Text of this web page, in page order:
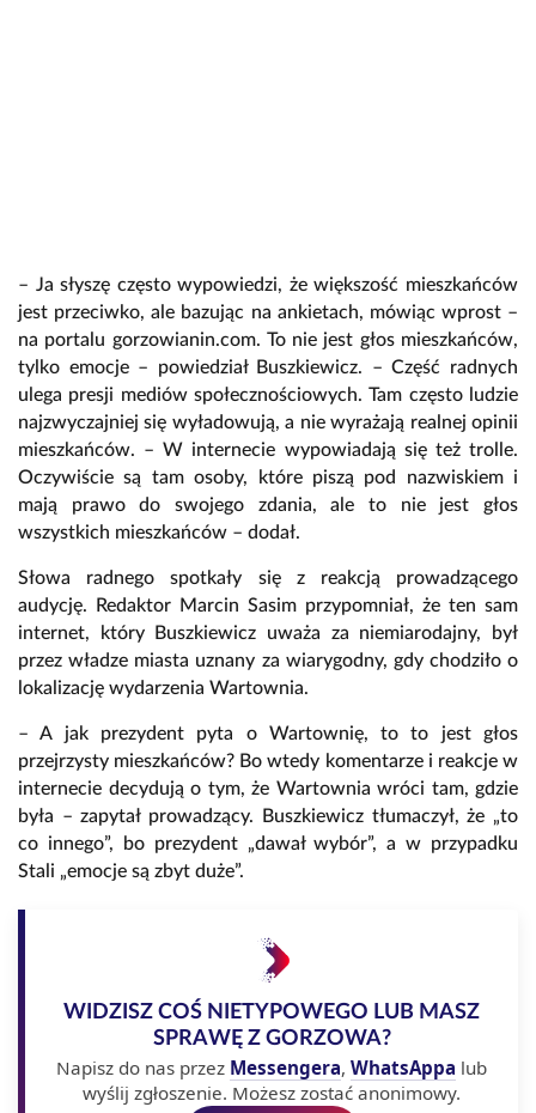
– Ja słyszę często wypowiedzi, że większość mieszkańców
jest przeciwko, ale bazując na ankietach, mówiąc wprost –
na portalu gorzowianin.com. To nie jest głos mieszkańców,
tylko emocje – powiedział Buszkiewicz. – Część radnych
ulega presji mediów społecznościowych. Tam często ludzie
najzwyczajniej się wyładowują, a nie wyrażają realnej opinii
mieszkańców. – W internecie wypowiadają się też trolle.
Oczywiście są tam osoby, które piszą pod nazwiskiem i
mają prawo do swojego zdania, ale to nie jest głos
wszystkich mieszkańców – dodał.
Słowa radnego spotkały się z reakcją prowadzącego
audycję. Redaktor Marcin Sasim przypomniał, że ten sam
internet, który Buszkiewicz uważa za niemiarodajny, był
przez władze miasta uznany za wiarygodny, gdy chodziło o
lokalizację wydarzenia Wartownia.
– A jak prezydent pyta o Wartownię, to to jest głos
przejrzysty mieszkańców? Bo wtedy komentarze i reakcje w
internecie decydują o tym, że Wartownia wróci tam, gdzie
była – zapytał prowadzący. Buszkiewicz tłumaczył, że „to
co innego”, bo prezydent „dawał wybór”, a w przypadku
Stali „emocje są zbyt duże”.
WIDZISZ COŚ NIETYPOWEGO LUB MASZ
SPRAWĘ Z GORZOWA?
Napisz do nas przez Messengera, WhatsAppa lub
wyślij zgłoszenie. Możesz zostać anonimowy.